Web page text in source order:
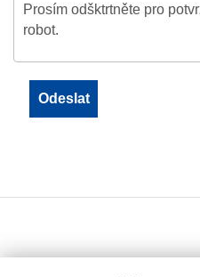
Prosím odšktrtněte pro
robot.